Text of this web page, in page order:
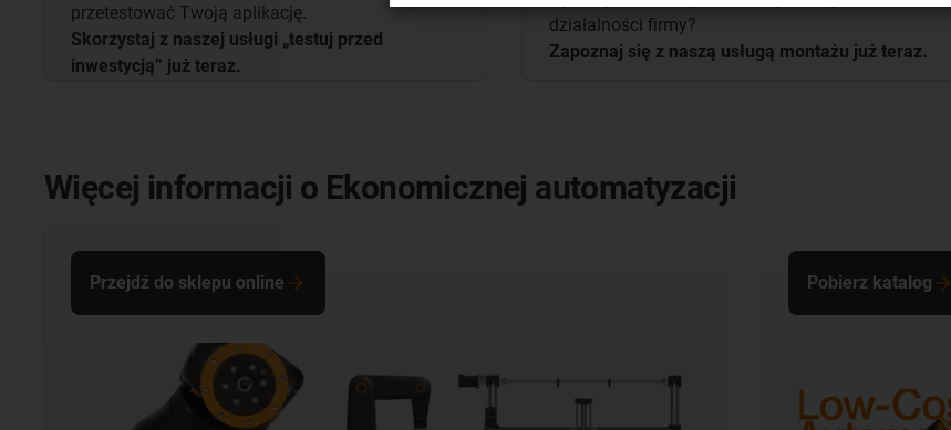
przetestować Twoją aplikację.
Skorzystaj z naszej usługi „testuj przed
inwestycją” już teraz.
działalności firmy?
Zapoznaj się z naszą usługą montażu już teraz.
Więcej informacji o Ekonomicznej automatyzacji
Przejdź do sklepu online Pobierz katalog